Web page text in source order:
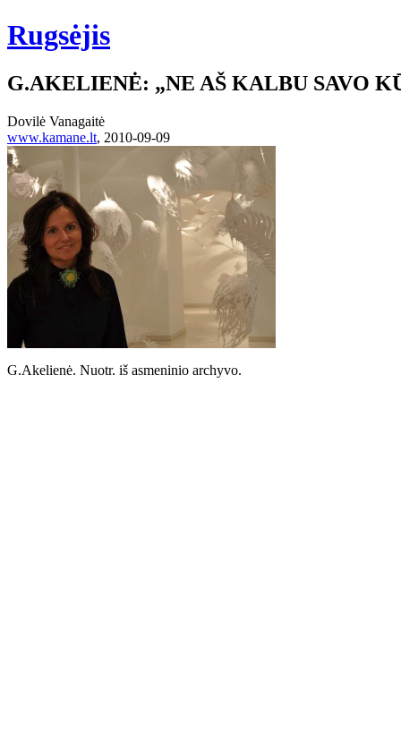
Rugsėjis
G.AKELIENĖ: „NE AŠ KALBU SAVO
Dovilė Vanagaitė
www.kamane.lt, 2010-09-09
G.Akelienė. Nuotr. iš asmeninio archyvo.